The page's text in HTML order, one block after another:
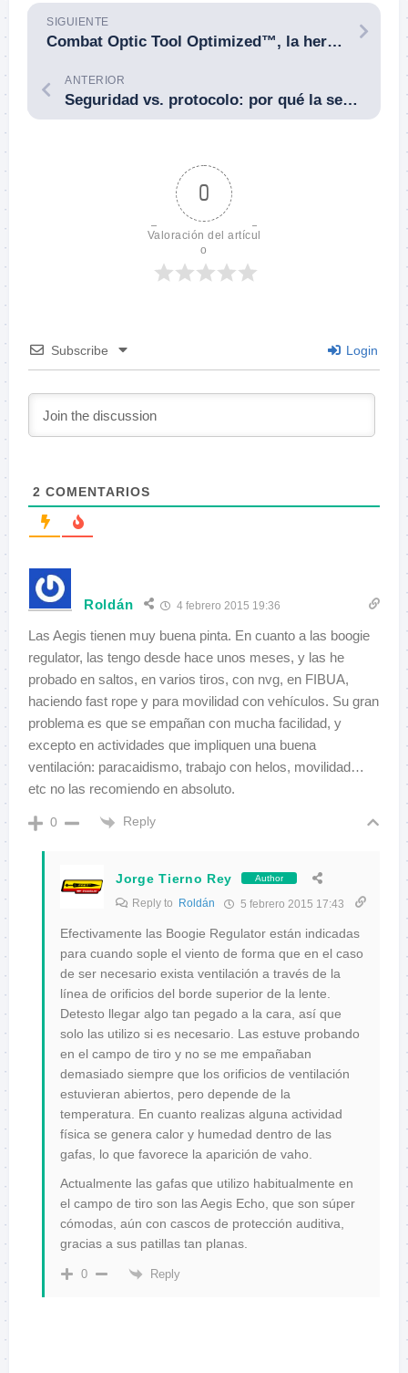
SIGUIENTE
Combat Optic Tool Optimized™, la herramienta optimizada para visores de combate.
ANTERIOR
Seguridad vs. protocolo: por qué la seguridad es seguridad y el protocolo puede resultar peligroso. Mike Pannone. 31 de enero de 2015.
0
Valoración del artícul
o
Subscribe Login
2 COMENTARIOS
Roldán 4 febrero 2015 19:36
Las Aegis tienen muy buena pinta. En cuanto a las boogie
regulator, las tengo desde hace unos meses, y las he
probado en saltos, en varios tiros, con nvg, en FIBUA,
haciendo fast rope y para movilidad con vehículos. Su gran
problema es que se empañan con mucha facilidad, y
excepto en actividades que impliquen una buena
ventilación: paracaidismo, trabajo con helos, movilidad…
etc no las recomiendo en absoluto.
0 Reply
Jorge Tierno Rey Author
Reply to Roldán 5 febrero 2015 17:43
Efectivamente las Boogie Regulator están indicadas
para cuando sople el viento de forma que en el caso
de ser necesario exista ventilación a través de la
línea de orificios del borde superior de la lente.
Detesto llegar algo tan pegado a la cara, así que
solo las utilizo si es necesario. Las estuve probando
en el campo de tiro y no se me empañaban
demasiado siempre que los orificios de ventilación
estuvieran abiertos, pero depende de la
temperatura. En cuanto realizas alguna actividad
física se genera calor y humedad dentro de las
gafas, lo que favorece la aparición de vaho.
Actualmente las gafas que utilizo habitualmente en
el campo de tiro son las Aegis Echo, que son súper
cómodas, aún con cascos de protección auditiva,
gracias a sus patillas tan planas.
0 Reply